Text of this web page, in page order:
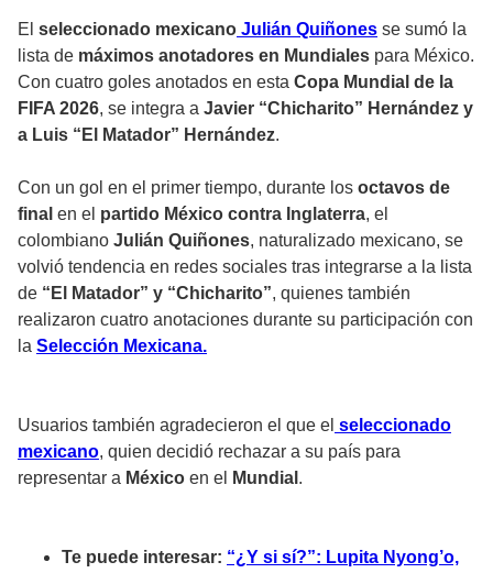
El seleccionado mexicano Julián Quiñones se sumó la
lista de máximos anotadores en Mundiales para México.
Con cuatro goles anotados en esta Copa Mundial de la
FIFA 2026, se integra a Javier “Chicharito” Hernández y
a Luis “El Matador” Hernández.
Con un gol en el primer tiempo, durante los octavos de
final en el partido México contra Inglaterra, el
colombiano Julián Quiñones, naturalizado mexicano, se
volvió tendencia en redes sociales tras integrarse a la lista
de “El Matador” y “Chicharito”, quienes también
realizaron cuatro anotaciones durante su participación con
la Selección Mexicana.
Usuarios también agradecieron el que el seleccionado
mexicano, quien decidió rechazar a su país para
representar a México en el Mundial .
Te puede interesar: “¿Y si sí?”: Lupita Nyong’o,